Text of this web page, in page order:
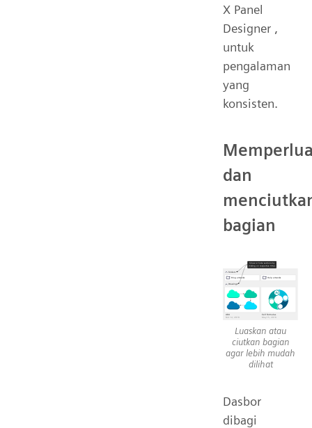
X Panel
Designer ,
untuk
pengalaman
yang
konsisten.
dan
bagian
Luaskan atau
ciutkan bagian
agar lebih mudah
dilihat
Dasbor
dibagi